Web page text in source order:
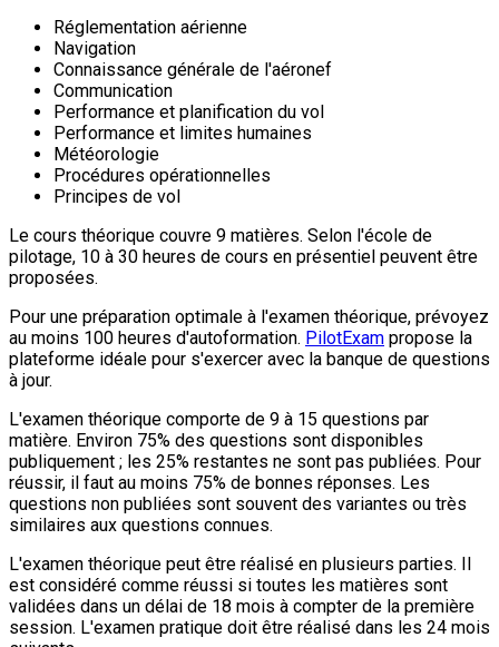
Réglementation aérienne
Navigation
Connaissance générale de l'aéronef
Communication
Performance et planification du vol
Performance et limites humaines
Météorologie
Procédures opérationnelles
Principes de vol
Le cours théorique couvre 9 matières. Selon l'école de
pilotage, 10 à 30 heures de cours en présentiel peuvent être
proposées.
Pour une préparation optimale à l'examen théorique, prévoyez
au moins 100 heures d'autoformation. PilotExam propose la
plateforme idéale pour s'exercer avec la banque de questions
à jour.
L'examen théorique comporte de 9 à 15 questions par
matière. Environ 75% des questions sont disponibles
publiquement ; les 25% restantes ne sont pas publiées. Pour
réussir, il faut au moins 75% de bonnes réponses. Les
questions non publiées sont souvent des variantes ou très
similaires aux questions connues.
L'examen théorique peut être réalisé en plusieurs parties. Il
est considéré comme réussi si toutes les matières sont
validées dans un délai de 18 mois à compter de la première
session. L'examen pratique doit être réalisé dans les 24 mois